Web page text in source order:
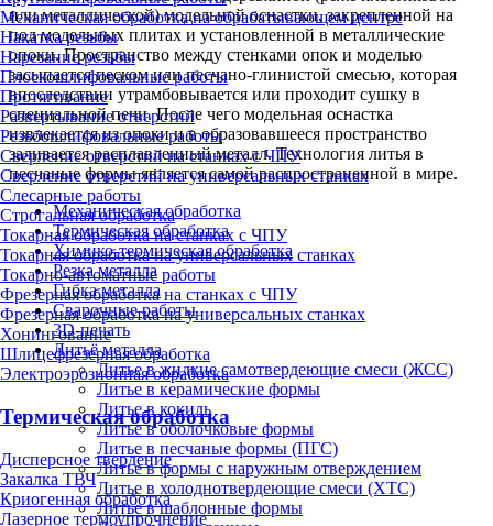
Механическая обработка на обрабатывающем центре
Накатка резьбы
Нарезание резьбы
Плоскошлифовальные работы
Протягивание
Развертывание отверстий
Резьбошлифовальные работы
Сверление отверстий на станках с ЧПУ
Сверление отверстий на универсальных станках
Слесарные работы
Строгальная обработка
Токарная обработка на станках с ЧПУ
Токарная обработка на универсальных станках
Токарно-автоматные работы
Фрезерная обработка на станках с ЧПУ
Фрезерная обработка на универсальных станках
Хонингование
Шлицефрезерная обработка
Электроэрозионная обработка
Термическая обработка
Дисперсное твердение
Закалка ТВЧ
Криогенная обработка
Лазерное термоупрочнение
или металлической) модельной оснастки, закрепленной на
под модельных плитах и установленной в металлические
опоки. Пространство между стенками опок и моделью
засыпается песком или песчано-глинистой смесью, которая
впоследствии утрамбовывается или проходит сушку в
специальной печи. После чего модельная оснастка
извлекается из опоки и в образовавшееся пространство
заливается расплавленный металл. Технология литья в
песчаные формы является самой распространенной в мире.
Механическая обработка
Термическая обработка
Химико-термическая обработка
Резка металла
Гибка металла
Сварочные работы
3D-печать
Литьё металла
Литье в жидкие самотвердеющие смеси (ЖСС)
Литье в керамические формы
Литье в кокиль
Литье в оболочковые формы
Литье в песчаные формы (ПГС)
Литье в формы с наружным отверждением
Литье в холоднотвердеющие смеси (ХТС)
Литье в шаблонные формы